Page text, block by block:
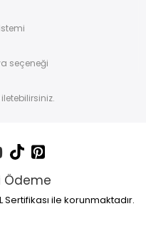
seçeneği
Ödeme
Sertifikası ile korunmaktadır.